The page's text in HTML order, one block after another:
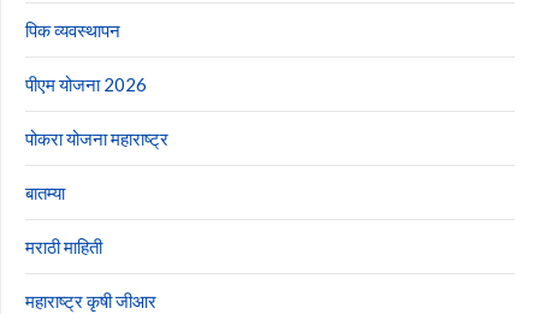
पिक व्यवस्थापन
पीएम योजना 2026
पोकरा योजना महाराष्ट्र
बातम्या
मराठी माहिती
महाराष्ट्र कृषी जीआर